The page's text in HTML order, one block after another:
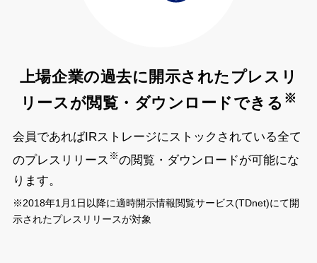
上場企業の過去に開示されたプレスリ
リースが閲覧・ダウンロードできる ※
会員であればIRストレージにストックされている全て
のプレスリリース ※の閲覧・ダウンロードが可能にな
ります。
※2018年1月1日以降に適時開示情報閲覧サービス(TDnet)にて開
示されたプレスリリースが対象